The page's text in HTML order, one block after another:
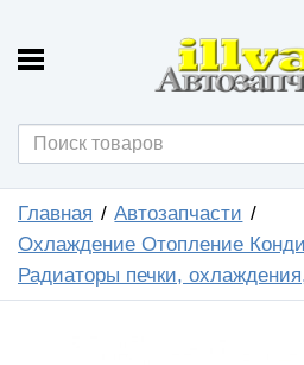
Главная
Автозапчасти
Охлаждение Отопление
Радиаторы печки,